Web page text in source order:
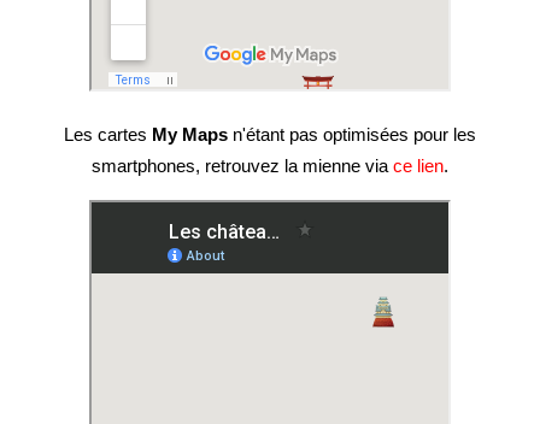
Les cartes My Maps n'étant pas optimisées pour les
smartphones, retrouvez la mienne via ce lien.